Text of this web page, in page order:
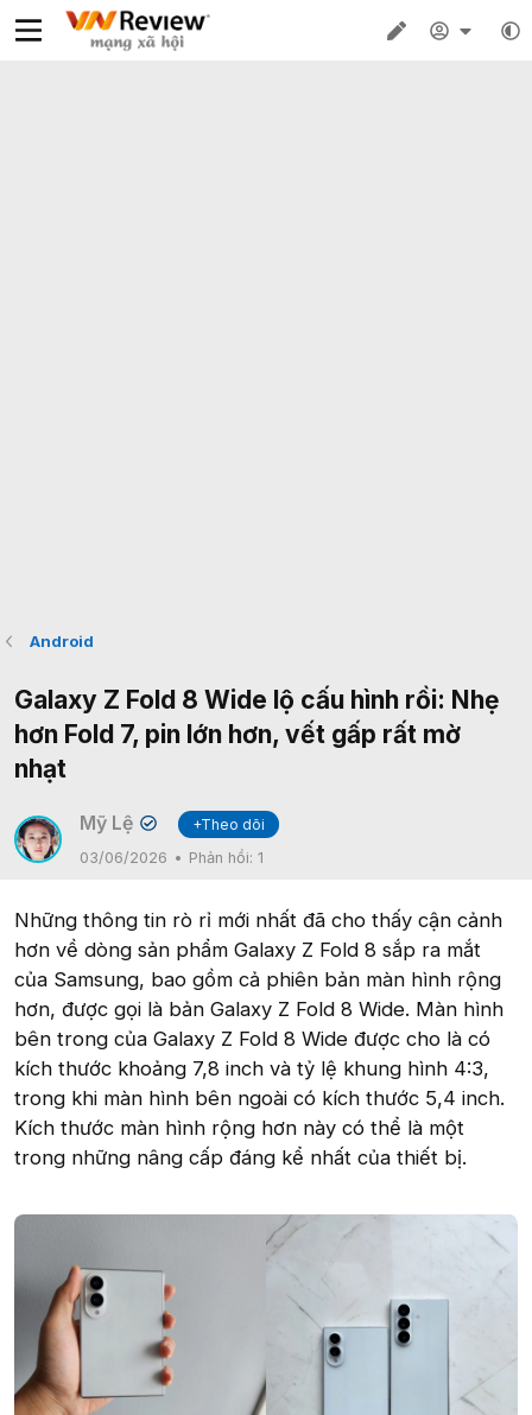
Android
Galaxy Z Fold 8 Wide lộ cấu hình rồi: Nhẹ
hơn Fold 7, pin lớn hơn, vết gấp rất mờ
nhạt
Mỹ Lệ ✔
+Theo dõi
03/06/2026
Phản hồi: 1
Những thông tin rò rỉ mới nhất đã cho thấy cận cảnh
hơn về dòng sản phẩm Galaxy Z Fold 8 sắp ra mắt
của Samsung, bao gồm cả phiên bản màn hình rộng
hơn, được gọi là bản Galaxy Z Fold 8 Wide. Màn hình
bên trong của Galaxy Z Fold 8 Wide được cho là có
kích thước khoảng 7,8 inch và tỷ lệ khung hình 4:3,
trong khi màn hình bên ngoài có kích thước 5,4 inch.
Kích thước màn hình rộng hơn này có thể là một
trong những nâng cấp đáng kể nhất của thiết bị.